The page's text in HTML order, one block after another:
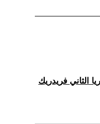
الثاني فريدريك